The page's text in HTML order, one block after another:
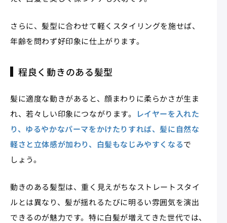
さらに、髪型に合わせて軽くスタイリングを施せば、
年齢を問わず好印象に仕上がります。
程良く動きのある髪型
髪に適度な動きがあると、顔まわりに柔らかさが生ま
れ、若々しい印象につながります。
レイヤーを入れた
り、ゆるやかなパーマをかけたりすれば、髪に自然な
軽さと立体感が加わり、白髪もなじみやすくなるで
しょう。
動きのある髪型は、重く見えがちなストレートスタイ
ルとは異なり、髪が揺れるたびに明るい雰囲気を演出
できるのが魅力です。特に白髪が増えてきた世代では、